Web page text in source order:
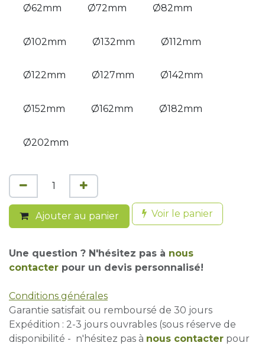
Ø62mm Ø72mm Ø82mm
Ø102mm Ø132mm Ø112mm
Ø122mm Ø127mm Ø142mm
Ø152mm Ø162mm Ø182mm
Ø202mm
Ajouter au panier Voir le panier
Une question ? N'hésitez pas à nous
contacter pour un devis personnalisé!
Conditions générales
Garantie satisfait ou remboursé de 30 jours
Expédition : 2-3 jours ouvrables (sous réserve de
disponibilité - n'hésitez pas à nous contacter pour